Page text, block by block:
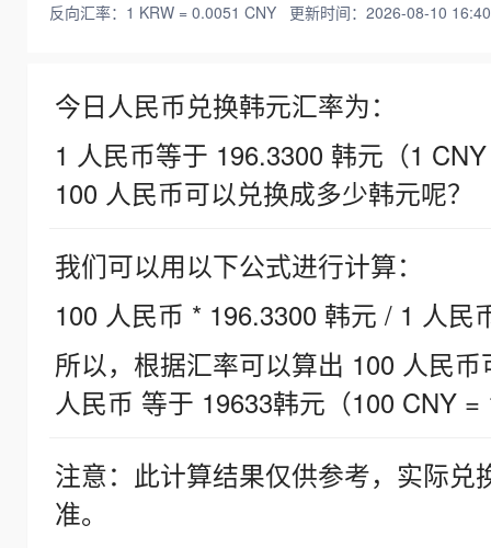
反向汇率：1 KRW = 0.0051 CNY 更新时间：2026-08-10
今日人民币兑换韩元汇率为：
1 人民币等于 196.3300 韩元（1
100 人民币可以兑换成多少韩元呢？
我们可以用以下公式进行计算：
100 人民币 * 196.3300 韩元 / 1 人民
所以，根据汇率可以算出 100 人民
人民币 等于 19633韩元（100 CNY =
注意：此计算结果仅供参考，实际
准。